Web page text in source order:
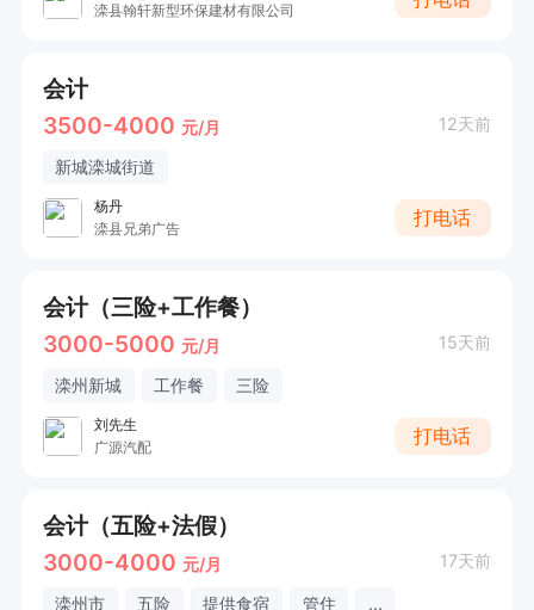
滦县翰轩新型环保建材有限公司
会计
3500-4000 元/月 12天前
新城滦城街道
杨丹
滦县兄弟广告
打电话
会计（三险+工作餐）
3000-5000 元/月 15天前
滦州新城 工作餐 三险
刘先生
广源汽配
打电话
会计（五险+法假）
3000-4000 元/月 17天前
滦州市 五险 提供食宿 管住 ...